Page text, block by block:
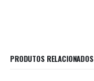
PRODUTOS RELACIONADOS